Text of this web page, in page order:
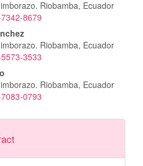
Riobamba, Ecuador
8679
Riobamba, Ecuador
3533
Riobamba, Ecuador
0793